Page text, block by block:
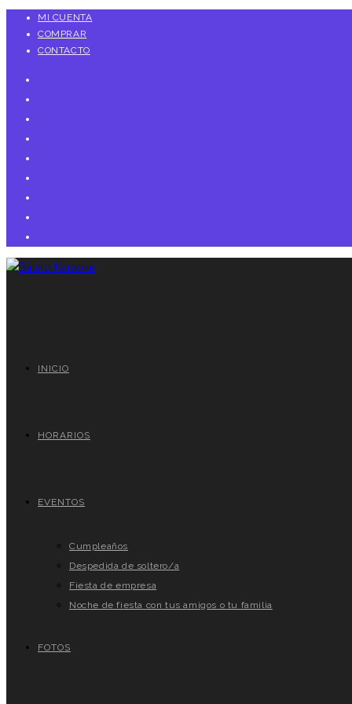
contenido
MI CUENTA
COMPRAR
CONTACTO
INICIO
HORARIOS
EVENTOS
Cumpleaños
Despedida de soltero/a
Fiesta de empresa
Noche de fiesta con tus amigos o tu familia
FOTOS